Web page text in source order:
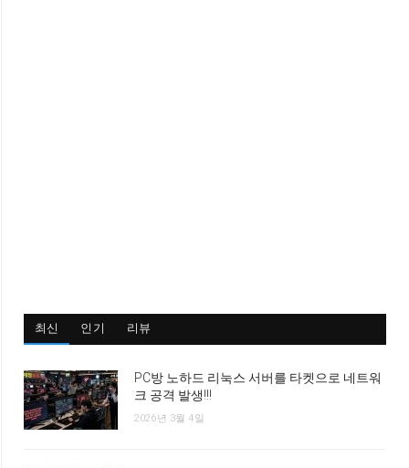
최신 인기 리뷰
PC방 노하드 리눅스 서버를 타켓으로 네트워
크 공격 발생!!!
2026년 3월 4일